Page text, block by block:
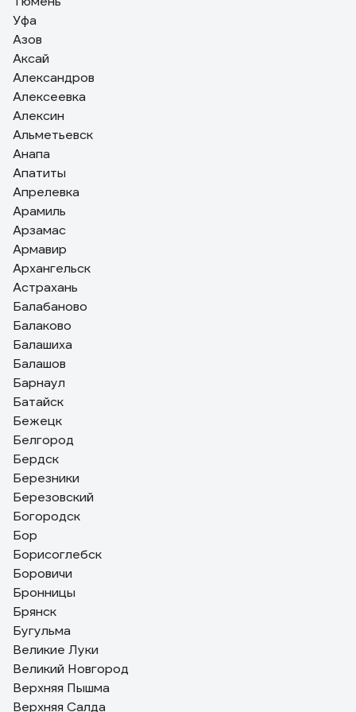
Уфа
Азов
Аксай
Александров
Алексеевка
Алексин
Альметьевск
Анапа
Апатиты
Апрелевка
Арамиль
Арзамас
Армавир
Архангельск
Астрахань
Балабаново
Балаково
Балашиха
Балашов
Барнаул
Батайск
Бежецк
Белгород
Бердск
Березники
Березовский
Богородск
Бор
Борисоглебск
Боровичи
Бронницы
Брянск
Бугульма
Великие Луки
Великий Новгород
Верхняя Пышма
Верхняя Салда